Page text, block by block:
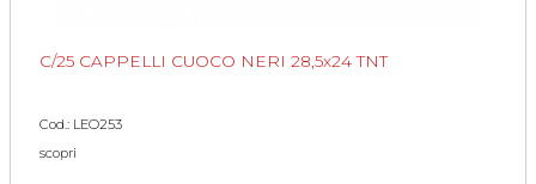
C/25 CAPPELLI CUOCO NERI 28,5x24 TNT
Cod.: LEO253
scopri